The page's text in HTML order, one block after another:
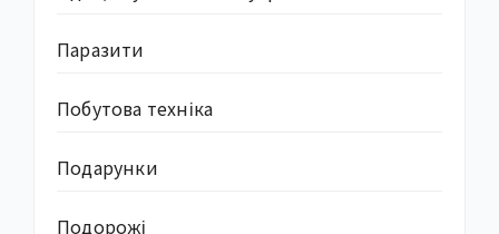
Паразити
Побутова техніка
Подарунки
Подорожі